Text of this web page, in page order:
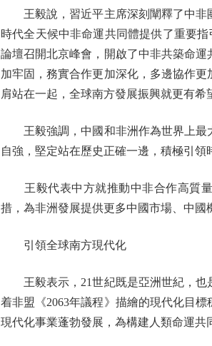
王毅說，習近平主席深刻闡釋了中非
時代全天候中非命運共同體提供了重要
論壇召開北京峰會，開啟了中非共築命
加牢固，務實合作更加深化，多邊協作
肩站在一起，全球南方發展振興就更有希
王毅強調，中國和非洲作為世界上最
自強，堅定站在歷史正確一邊，積極引領
王毅代表中方就推動中非合作高質量
措，為非洲發展提供更多中國市場、中國
引領全球南方現代化
王毅表示，21世紀既是亞洲世紀，也
着非盟《2063年議程》描繪的現代化目
現代化事業蓬勃發展，為構建人類命運共